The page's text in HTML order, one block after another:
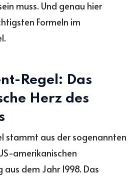
muss. Und genau hier
Formeln im
Regel: Das
Herz des
stammt aus der sogenannten
amerikanischen
dem Jahr 1998. Das